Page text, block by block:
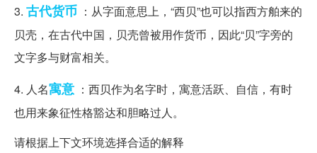
3. 古代货币 ：从字面意思上，“西贝”也可以指西方舶来的
贝壳，在古代中国，贝壳曾被用作货币，因此“贝”字旁的
文字多与财富相关。
4. 人名寓意 ：西贝作为名字时，寓意活跃、自信，有时
也用来象征性格豁达和胆略过人。
请根据上下文环境选择合适的解释